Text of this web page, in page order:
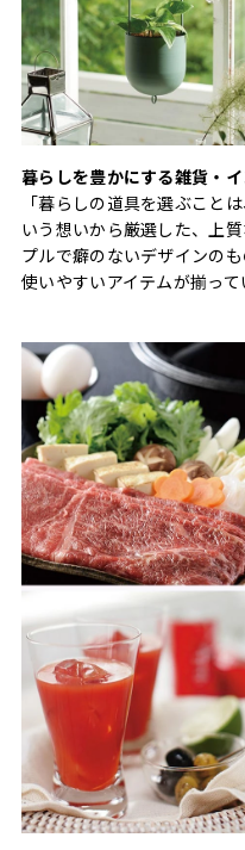
暮らしを豊かにする雑貨・
「暮らしの道具を選ぶこと
いう想いから厳選した、上
プルで癖のないデザインの
使いやすいアイテムが揃って